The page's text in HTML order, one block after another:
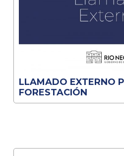
LLAMADO EXTERNO
FORESTACIÓN